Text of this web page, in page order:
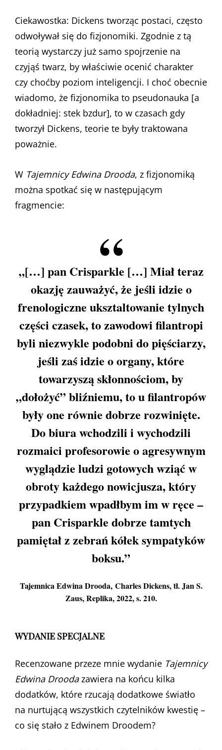
Ciekawostka: Dickens tworząc postaci, często
odwoływał się do fizjonomiki. Zgodnie z tą
teorią wystarczy już samo spojrzenie na
czyjąś twarz, by właściwie ocenić charakter
czy choćby poziom inteligencji. I choć obecnie
wiadomo, że fizjonomika to pseudonauka [a
dokładniej: stek bzdur], to w czasach gdy
tworzył Dickens, teorie te były traktowana
poważnie.
W Tajemnicy Edwina Drooda, z fizjonomiką
można spotkać się w następującym
fragmencie:
„[…] pan Crisparkle […] Miał teraz
okazję zauważyć, że jeśli idzie o
frenologiczne uksztaltowanie tylnych
części czasek, to zawodowi filantropi
byli niezwykle podobni do pięściarzy,
jeśli zaś idzie o organy, które
towarzyszą skłonnościom, by
„dołożyć” bliźniemu, to u filantropów
były one równie dobrze rozwinięte.
Do biura wchodzili i wychodzili
rozmaici profesorowie o agresywnym
wyglądzie ludzi gotowych wziąć w
obroty każdego nowicjusza, który
przypadkiem wpadłbym im w ręce –
pan Crisparkle dobrze tamtych
pamiętał z zebrań kółek sympatyków
boksu.”
Tajemnica Edwina Drooda, Charles Dickens, tł. Jan S.
Zaus, Replika, 2022, s. 210.
WYDANIE SPECJALNE
Recenzowane przeze mnie wydanie Tajemnicy
Edwina Droodazawiera na końcu kilka
dodatków, które rzucają dodatkowe światło
na nurtującą wszystkich czytelników kwestię –
co się stało z Edwinem Droodem?